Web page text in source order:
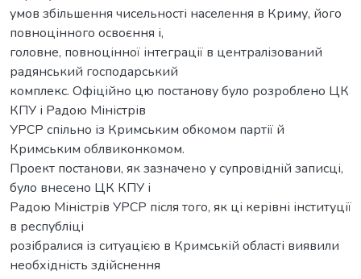
умов збільшення чисельності населення в Криму, його
повноцінного освоєння і,
головне, повноцінної інтеграції в централізований
радянський господарський
комплекс. Офіційно цю постанову було розроблено ЦК
КПУ і Радою Міністрів
УРСР спільно із Кримським обкомом партії й
Кримським облвиконкомом.
Проект постанови, як зазначено у супровідній записці,
було внесено ЦК КПУ і
Радою Міністрів УРСР після того, як ці керівні інституції
в республіці
розібралися із ситуацією в Кримській області виявили
необхідність здійснення